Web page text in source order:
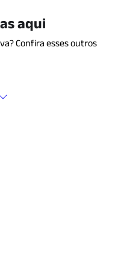
aqui
Confira esses outros